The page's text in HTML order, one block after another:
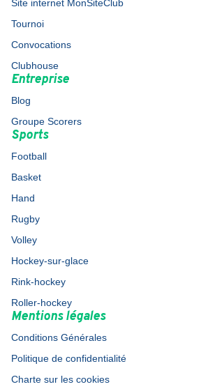
Site internet MonSiteClub
Tournoi
Convocations
Clubhouse
Entreprise
Blog
Groupe Scorers
Sports
Football
Basket
Hand
Rugby
Volley
Hockey-sur-glace
Rink-hockey
Roller-hockey
Mentions légales
Conditions Générales
Politique de confidentialité
Charte sur les cookies